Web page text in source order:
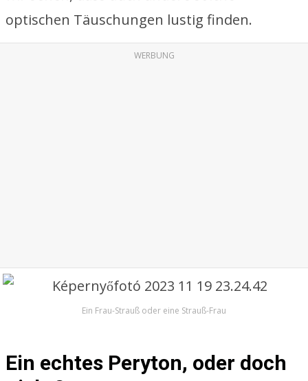
optischen Täuschungen lustig finden.
WERBUNG
Ein Frau-Strauß oder eine Strauß-Frau
Ein echtes Peryton, oder doch